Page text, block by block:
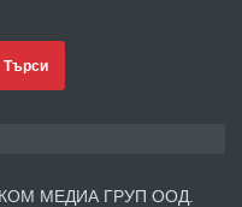
Търси
МЕДИА ГРУП ООД.